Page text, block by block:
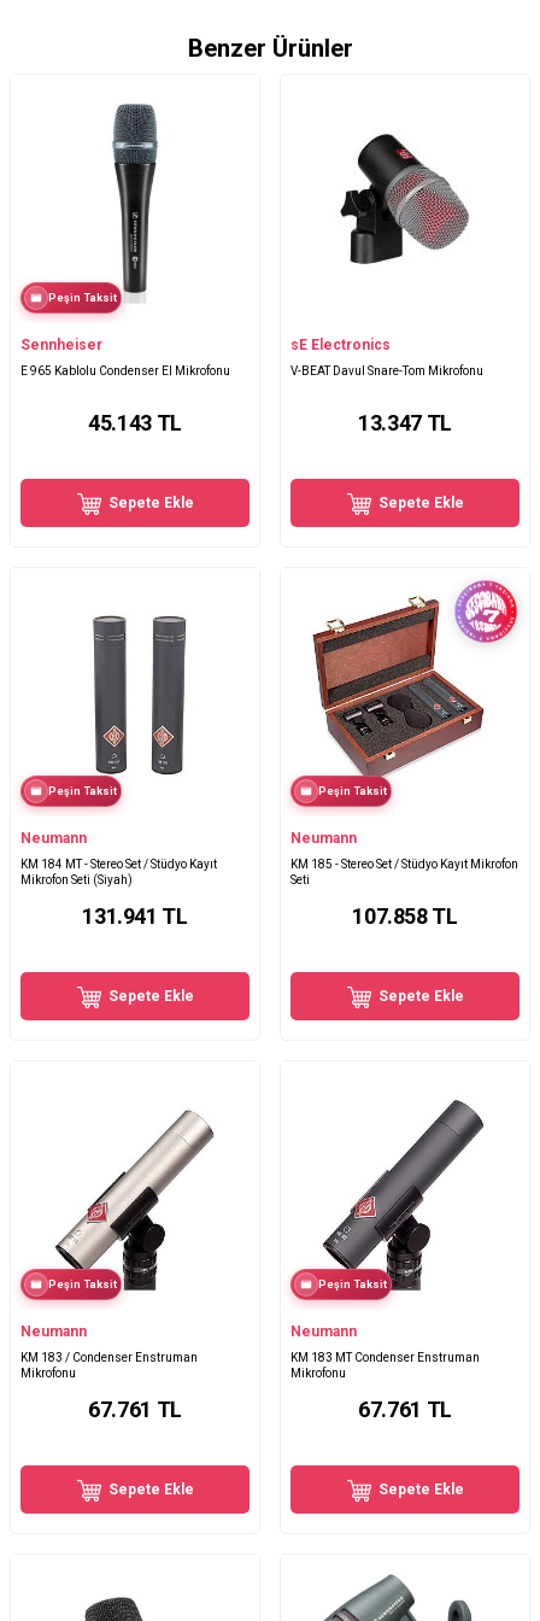
Benzer Ürünler
Peşin Taksit
Sennheiser
E 965 Kablolu Condenser El Mikrofonu
45.143TL
Sepete Ekle
sE Electronics
V-BEAT Davul Snare-Tom Mikrofonu
13.347TL
Sepete Ekle
Peşin Taksit
Neumann
KM 184 MT - Stereo Set / Stüdyo Kayıt
Mikrofon Seti (Siyah)
131.941 TL
Sepete Ekle
Peşin Taksit
Neumann
KM 185 - Stereo Set / Stüdyo Kayıt Mikrofon
Seti
107.858TL
Sepete Ekle
Peşin Taksit
Neumann
KM 183 / Condenser Enstruman
Mikrofonu
67.761 TL
Sepete Ekle
Peşin Taksit
Neumann
KM 183 MT Condenser Enstruman
Mikrofonu
67.761 TL
Sepete Ekle